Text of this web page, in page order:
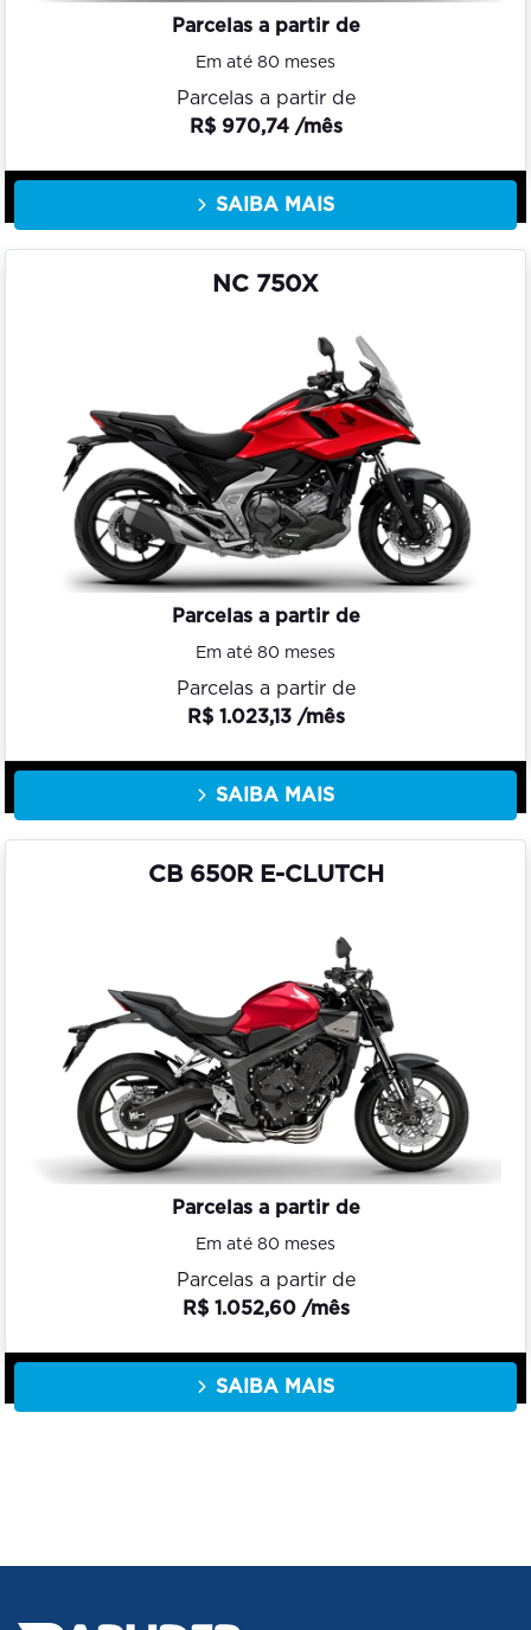
Parcelas a partir de
Em até 80 meses
Parcelas a partir de
R$ 970,74 /mês
SAIBA MAIS
NC 750X
Parcelas a partir de
Em até 80 meses
Parcelas a partir de
R$ 1.023,13 /mês
SAIBA MAIS
CB 650R E-CLUTCH
Parcelas a partir de
Em até 80 meses
Parcelas a partir de
R$ 1.052,60 /mês
SAIBA MAIS